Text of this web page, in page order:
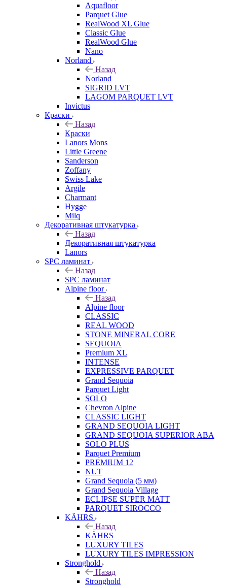
Aquafloor
Parquet Glue
RealWood XL Glue
Classic Glue
RealWood Glue
Nano
Norland
Назад
Norland
SIGRID LVT
LAGOM PARQUET LVT
Invictus
Краски
Назад
Краски
Lanors Mons
Little Greene
Sanderson
Zoffany
Swiss Lake
Argile
Charmant
Hygge
Milq
Декоративная штукатурка
Назад
Декоративная штукатурка
Lanors
SPC ламинат
Назад
SPC ламинат
Alpine floor
Назад
Alpine floor
CLASSIC
REAL WOOD
STONE MINERAL CORE
SEQUOIA
Premium XL
INTENSE
EXPRESSIVE PARQUET
Grand Sequoia
Parquet Light
SOLO
Chevron Alpine
CLASSIC LIGHT
GRAND SEQUOIA LIGHT
GRAND SEQUOIA SUPERIOR ABA
SOLO PLUS
Parquet Premium
PREMIUM 12
NUT
Grand Sequoia (5 мм)
Grand Sequoia Village
ECLIPSE SUPER MATT
PARQUET SIROCCO
KÄHRS
Назад
KÄHRS
LUXURY TILES
LUXURY TILES IMPRESSION
Stronghold
Назад
Stronghold